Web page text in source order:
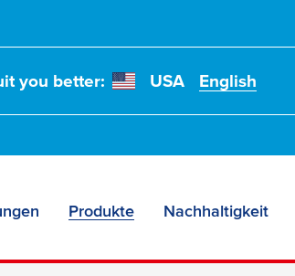
you better: USA English
Produkte Nachhaltigkeit